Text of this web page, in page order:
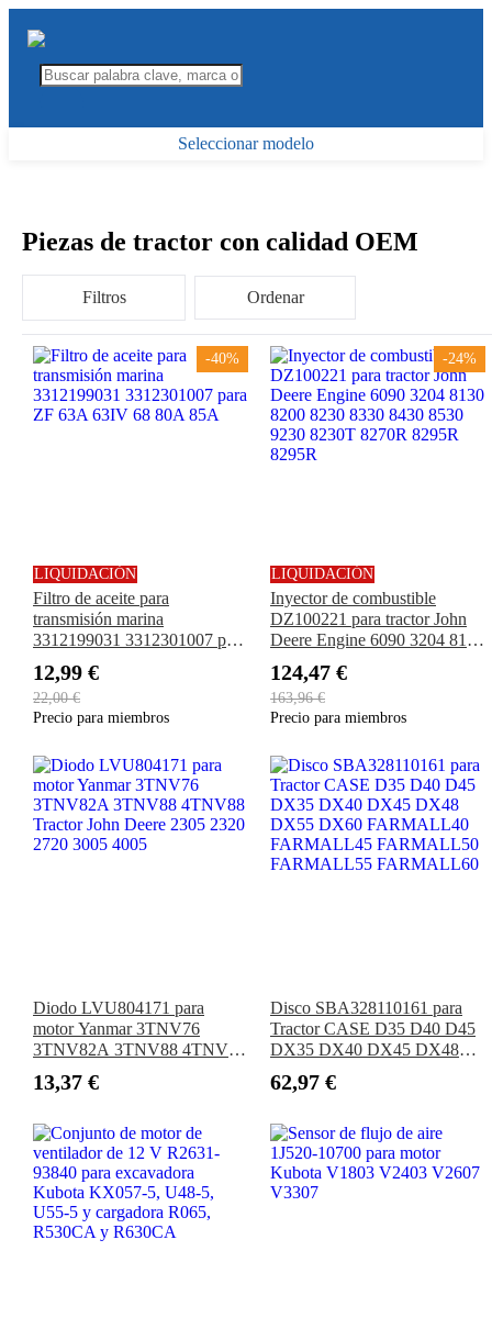
Seleccionar modelo
Piezas de tractor con calidad OEM
Filtros Ordenar
-40%
LIQUIDACIÓN
Filtro de aceite para
transmisión marina
3312199031 3312301007 para
12,99 €
22,00 €
Precio para miembros
-24%
LIQUIDACIÓN
Inyector de combustible
DZ100221 para tractor John
Deere Engine 6090 3204 8130
9230 8230T 8270R 8295R
8295R
124,47 €
163,96 €
Precio para miembros
Diodo LVU804171 para
motor Yanmar 3TNV76
3TNV82A 3TNV88 4TNV88
2720 3005 4005
13,37 €
Disco SBA328110161 para
Tractor CASE D35 D40 D45
DX35 DX40 DX45 DX48
FARMALL45 FARMALL50
62,97 €